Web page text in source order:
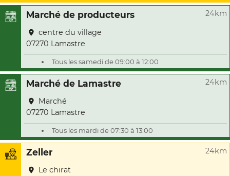
Marché de producteurs 24km
centre du village
07270 Lamastre
Tous les samedi de 09:00 à 12:00
Marché de Lamastre 24km
Marché
07270 Lamastre
Tous les mardi de 07:30 à 13:00
Zeller 24km
Le chirat